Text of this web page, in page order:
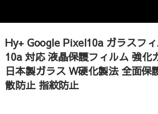
Hy+ Google Pixel10a ガラスフ
10a 対応 液晶保護フィルム 強化
日本製ガラス W硬化製法 全面保
散防止 指紋防止